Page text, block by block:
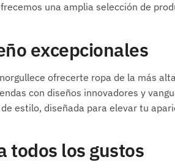
una amplia selección de
excepcionales
ofrecerte ropa de la más
con diseños innovadores y
estilo, diseñada para elevar tu
todos los gustos